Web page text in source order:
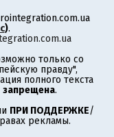
).
только со
правду",
полного текста
запрещена.
ПРИ ПОДДЕРЖКЕ/
рекламы.